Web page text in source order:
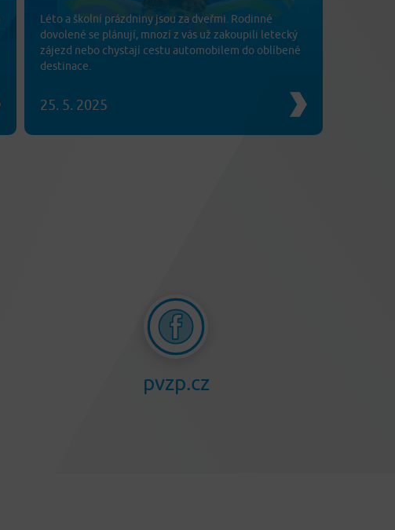
Léto a školní prázdniny jsou za dveřmi. Rodinné
dovolené se plánují, mnozí z vás už zakoupili letecký
zájezd nebo chystají cestu automobilem do oblíbené
destinace.
25. 5. 2025
pvzp.cz